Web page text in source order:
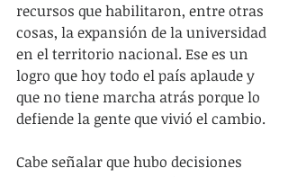
recursos que habilitaron, entre otras
cosas, la expansión de la universidad
en el territorio nacional. Ese es un
logro que hoy todo el país aplaude y
que no tiene marcha atrás porque lo
defiende la gente que vivió el cambio.
Cabe señalar que hubo decisiones